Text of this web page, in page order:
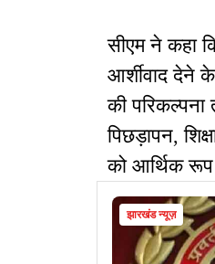
सीएम ने कहा
आर्शीवाद देने
की
पिछड़ापन,
को आर्थिक रूप
झारखंड न्यूज़